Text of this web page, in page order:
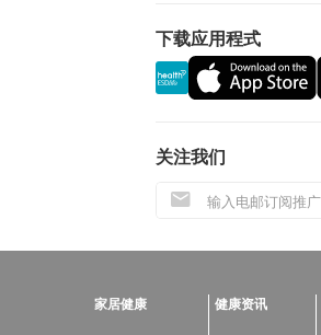
下载应用程式
关注我们
家居健康 健康资讯